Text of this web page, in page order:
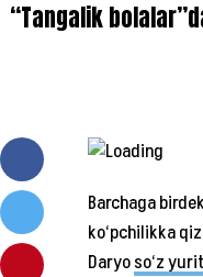
“Tangalik
Barchaga
ko‘pchilikka
Daryoso‘z